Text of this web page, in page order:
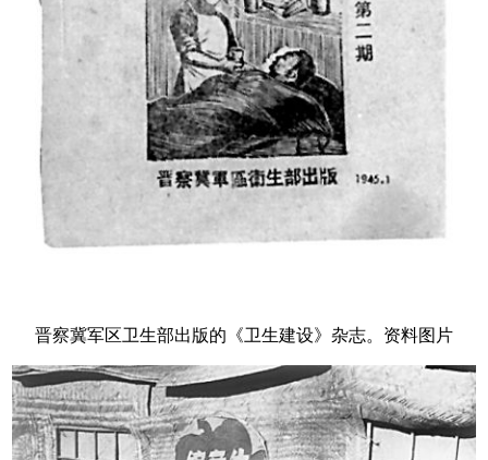
晋察冀军区卫生部出版的《卫生建设》杂志。资料图片